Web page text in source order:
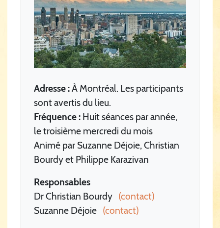
Adresse :À Montréal. Les participants
sont avertis du lieu.
Fréquence :Huit séances par année,
le troisième mercredi du mois
Animé par Suzanne Déjoie, Christian
Bourdy et Philippe Karazivan
Responsables
Dr Christian Bourdy (contact)
Suzanne Déjoie (contact)